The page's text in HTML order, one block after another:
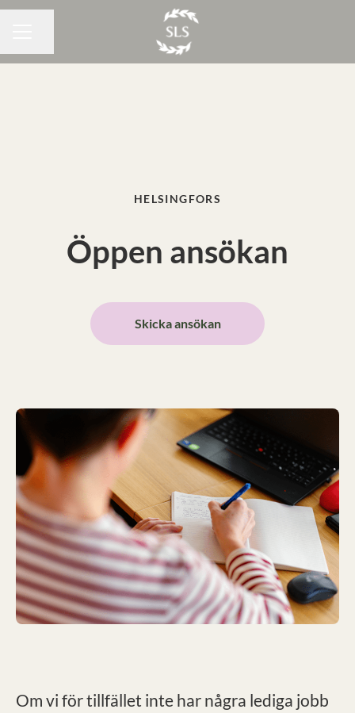
HELSINGFORS
Öppen ansökan
Skicka ansökan
Om vi för tillfället inte har några lediga jobb